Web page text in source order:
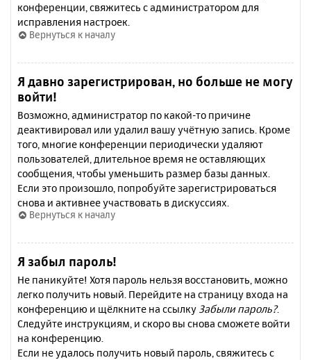
конференции, свяжитесь с администратором для
исправления настроек.
Вернуться к началу
Я давно зарегистрирован, но больше не могу
войти!
Возможно, администратор по какой-то причине
деактивировал или удалил вашу учётную запись. Кроме
того, многие конференции периодически удаляют
пользователей, длительное время не оставляющих
сообщения, чтобы уменьшить размер базы данных.
Если это произошло, попробуйте зарегистрироваться
снова и активнее участвовать в дискуссиях.
Вернуться к началу
Я забыл пароль!
Не паникуйте! Хотя пароль нельзя восстановить, можно
легко получить новый. Перейдите на страницу входа на
конференцию и щёлкните на ссылку Забыли пароль?.
Следуйте инструкциям, и скоро вы снова сможете войти
на конференцию.
Если не удалось получить новый пароль, свяжитесь с